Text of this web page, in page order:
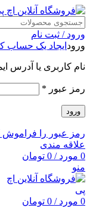
ورود / ثبت نام
ورود ایجاد یک حساب
نام کاربری یا آدرس
رمز عبور *
ورود
رمز عبور را فراموش
علاقه مندی
0 مورد /
0 تومان
منو
0 مورد /
0 تومان